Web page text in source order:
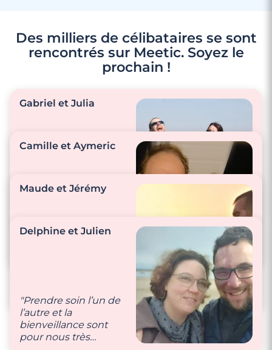
Des milliers de célibataires se sont
rencontrés sur Meetic. Soyez le
prochain !
Gabriel et Julia
ensemble en
permanence, nous
Camille et Aymeric
"Un petit je t’aime par
ci, un joli sourire par
Maude et Jérémy
capable d’anticiper
les envies et besoins
de l’autre. C’est
comme ça que nous
prenons soin de notre
Delphine et Julien
"Prendre soin l’un de
l’autre et la
bienveillance sont
pour nous très